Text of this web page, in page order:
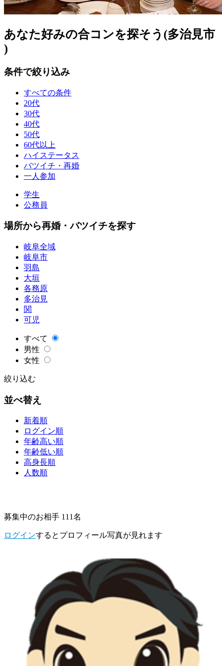
あなた好みの合コンを探そう(多治見市
)
条件で絞り込み
すべての条件
20代
30代
40代
50代
60代以上
ハイステータス
バツイチ・再婚
一人参加
学生
公務員
場所から再婚・バツイチを探す
岐阜全域
岐阜市
羽島
大垣
各務原
多治見
関
可児
すべて
男性
女性
絞り込む
並べ替え
新着順
ログイン順
年齢高い順
年齢低い順
高身長順
人数順
募集中のお相手 111名
ログインするとプロフィール写真が見れます